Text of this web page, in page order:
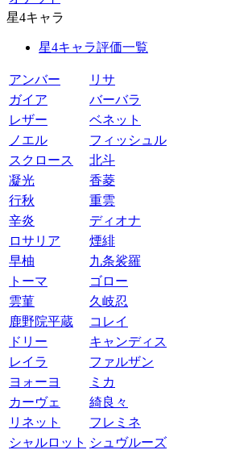
星4キャラ
星4キャラ評価一覧
アンバー
リサ
ガイア
バーバラ
レザー
ベネット
ノエル
フィッシュル
スクロース
北斗
凝光
香菱
行秋
重雲
辛炎
ディオナ
ロサリア
煙緋
早柚
九条裟羅
トーマ
ゴロー
雲菫
久岐忍
鹿野院平蔵
コレイ
ドリー
キャンディス
レイラ
ファルザン
ヨォーヨ
ミカ
カーヴェ
綺良々
リネット
フレミネ
シャルロット シュヴルーズ